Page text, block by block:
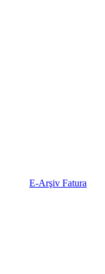
E-Arşiv Fatura